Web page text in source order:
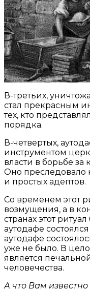
В-третьих,
стал прекрасным
тех, кто
порядка.
В-четвертых,
инструментом
власти в борьбе
Оно преследовало
и простых адептов.
Со временем этот
возмущения, а в
странах этот
аутодафе
аутодафе
уже не было. В
является
человечества.
А что Вам